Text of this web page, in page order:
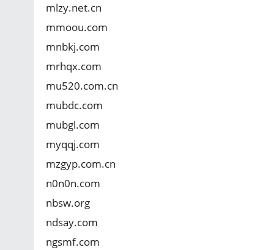
mlzy.net.cn
mmoou.com
mnbkj.com
mrhqx.com
mu520.com.cn
mubdc.com
mubgl.com
myqqj.com
mzgyp.com.cn
n0n0n.com
nbsw.org
ndsay.com
ngsmf.com